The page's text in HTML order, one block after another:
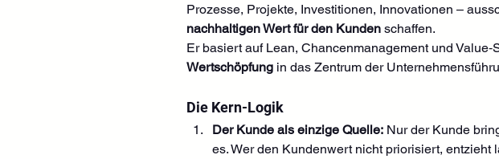
Prozesse, Projekte, Investitionen, Innovationen –
nachhaltigen Wert für den Kunden schaffen.
Er basiert auf Lean, Chancenmanagement und
Wertschöpfung in das Zentrum der
Die Kern-Logik
Der Kunde als einzige Quelle: Nur der Kunde
es. Wer den Kundenwert nicht priorisiert,